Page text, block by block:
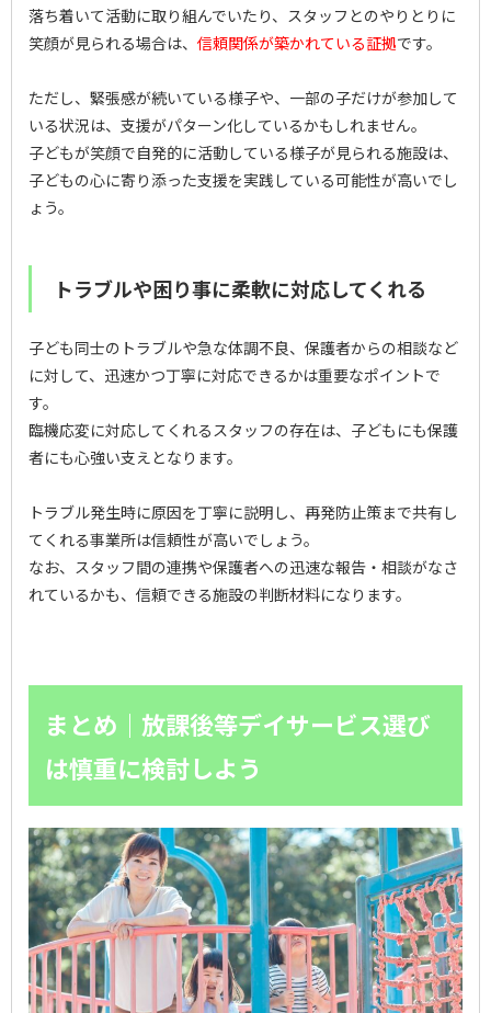
落ち着いて活動に取り組んでいたり、スタッフとのやりとりに
笑顔が見られる場合は、 信頼関係が築かれている証拠です。
ただし、緊張感が続いている様子や、一部の子だけが参加して
いる状況は、支援がパターン化しているかもしれません。
子どもが笑顔で自発的に活動している様子が見られる施設は、
子どもの心に寄り添った支援を実践している可能性が高いでし
ょう。
トラブルや困り事に柔軟に対応してくれる
子ども同士のトラブルや急な体調不良、保護者からの相談など
に対して、迅速かつ丁寧に対応できるかは重要なポイントで
す。
臨機応変に対応してくれるスタッフの存在は、子どもにも保護
者にも心強い支えとなります。
トラブル発生時に原因を丁寧に説明し、再発防止策まで共有し
てくれる事業所は信頼性が高いでしょう。
なお、スタッフ間の連携や保護者への迅速な報告・相談がなさ
れているかも、信頼できる施設の判断材料になります。
まとめ｜放課後等デイサービス選び
は慎重に検討しよう